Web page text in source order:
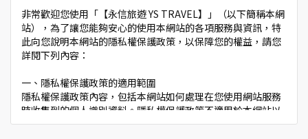
非常歡迎您使用「【永信旅遊 YS TRAVEL】」（以下簡稱本網
站），為了讓您能夠安心的使用本網站的各項服務與資訊，特
此向您說明本網站的隱私權保護政策，以保障您的權益，請您
詳閱下列內容：
一、隱私權保護政策的適用範圍
隱私權保護政策內容，包括本網站如何處理在您使用網站服務
時收集到的個人識別資料。隱私權保護政策不適用於本網站以
外的相關連結網站，也不適用於非本網站所委託或參與管理的